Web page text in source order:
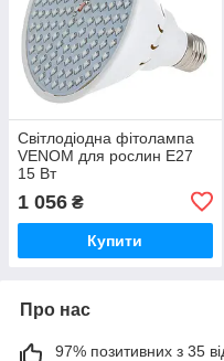
Світлодіодна фітолампа
VENOM для рослин E27
15 Вт
1 056 ₴
Купити
Про нас
97% позитивних з 35